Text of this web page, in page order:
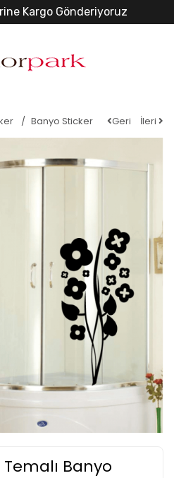
Kargo Gönderiyoruz
Banyo Sticker Geri İleri
Banyo